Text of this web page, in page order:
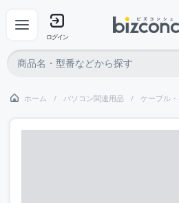
ログイン
ホーム パソコン関連用品 ケーブル